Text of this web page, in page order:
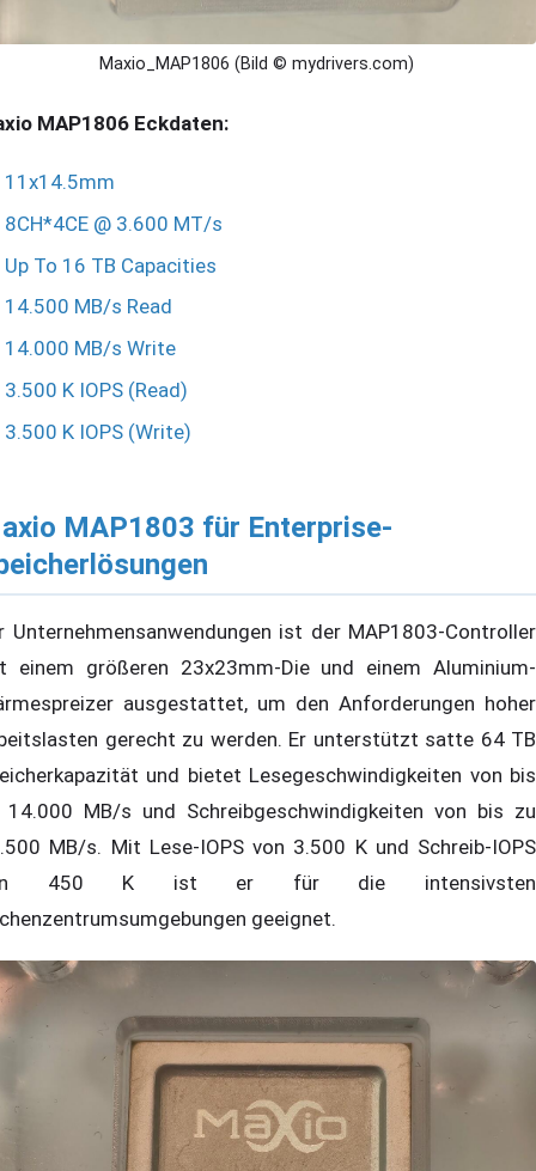
Maxio_MAP1806 (Bild © mydrivers.com)
MAP1806 Eckdaten:
11x14.5mm
8CH*4CE @ 3.600 MT/s
Up To 16 TB Capacities
14.500 MB/s Read
14.000 MB/s Write
3.500 K IOPS (Read)
3.500 K IOPS (Write)
MAP1803 für Enterprise-
Unternehmensanwendungen ist der MAP1803-Controller
einem größeren 23x23mm-Die und einem Aluminium-
ausgestattet, um den Anforderungen hoher
gerecht zu werden. Er unterstützt satte 64 TB
und bietet Lesegeschwindigkeiten von bis
14.000 MB/s und Schreibgeschwindigkeiten von bis zu
MB/s. Mit Lese-IOPS von 3.500 K und Schreib-IOPS
450 K ist er für die intensivsten
geeignet.